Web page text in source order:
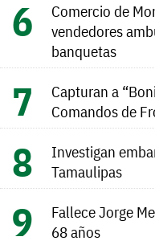
Comercio de
vendedores
banquetas
Capturan a
Comandos de
Investigan
Tamaulipas
Fallece Jorge
68 años